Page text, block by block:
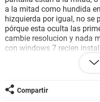
a la mitad como hundida
hizquierda por igual, no se
pórque esta oculta las
cambie resolucion y nada
con windows 7 recien
estado, no se que es, pero
ve recortada la imagen por
sospecho que le hayan
una imagen.
Compartir